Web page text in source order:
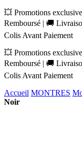
💥 Promotions
Remboursé | 🚚
Colis Avant Paiement
💥 Promotions
Remboursé | 🚚
Colis Avant Paiement
Accueil MONTRES
Noir